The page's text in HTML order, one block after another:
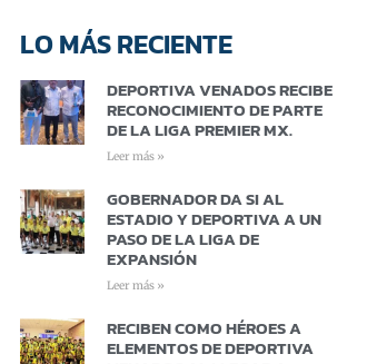
LO MÁS RECIENTE
DEPORTIVA VENADOS RECIBE
RECONOCIMIENTO DE PARTE
DE LA LIGA PREMIER MX.
Leer más »
GOBERNADOR DA SI AL
ESTADIO Y DEPORTIVA A UN
PASO DE LA LIGA DE
EXPANSIÓN
Leer más »
RECIBEN COMO HÉROES A
ELEMENTOS DE DEPORTIVA